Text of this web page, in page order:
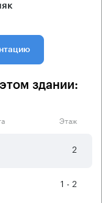
здании:
Этаж
2
1 - 2